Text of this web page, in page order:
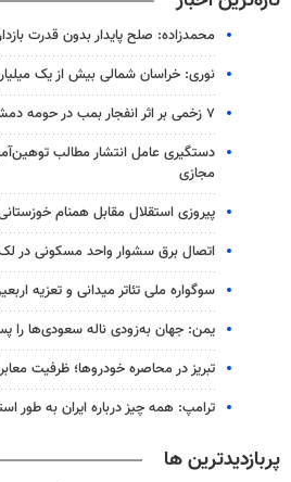
محمدزاده: صلح پایدار بدون قدرت
نوری: خراسان شمالی بیش از یک
۷ زخمی بر اثر انفجار بمب در حومه دمشق
دستگیری عامل انتشار مطالب
مجازی
پیروزی استقلال مقابل همنام
اتصال برق سشوار واحد مسکونی در
سوگواره ملی تئاتر میدانی و تعزیه
یمن: جهان به‌زودی ناله سعودی‌ها را
تبریز در محاصره خودروها؛ ظرفیت
ترامپ: همه چیز درباره ایران به طور
پربازدیدترین ها